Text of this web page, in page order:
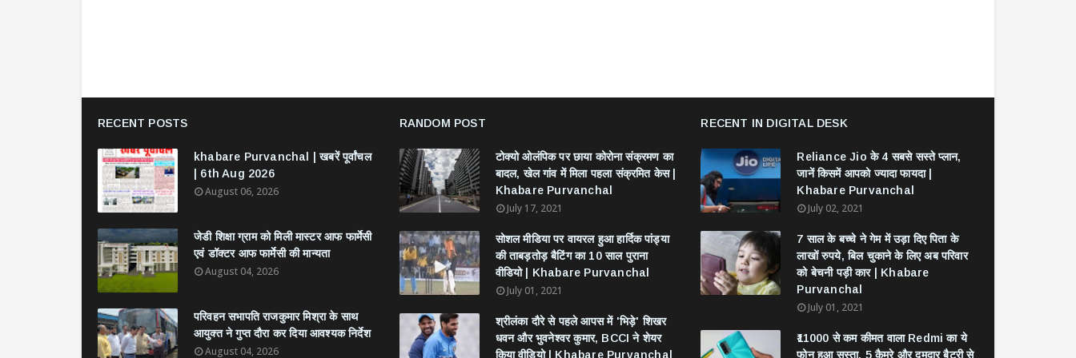
RECENT POSTS
khabare Purvanchal | खबरें पूर्वांचल
| 6th Aug 2026
August 06, 2026
जेडी शिक्षा ग्राम को मिली मास्टर आफ फार्मेसी
एवं डॉक्टर आफ फार्मेसी की मान्यता
August 04, 2026
परिवहन सभापति राजकुमार मिश्रा के साथ
आयुक्त ने गुप्त दौरा कर दिया आवश्यक निर्देश
August 04, 2026
RANDOM POST
टोक्यो ओलंपिक पर छाया कोरोना संक्रमण का
बादल, खेल गांव में मिला पहला संक्रमित केस |
Khabare Purvanchal
July 17, 2021
सोशल मीडिया पर वायरल हुआ हार्दिक पांड्या
की ताबड़तोड़ बैटिंग का 10 साल पुराना
वीडियो | Khabare Purvanchal
July 01, 2021
श्रीलंका दौरे से पहले आपस में 'भिड़े' शिखर
धवन और भुवनेश्वर कुमार, BCCI ने शेयर
किया वीडियो | Khabare Purvanchal
RECENT IN DIGITAL DESK
Reliance Jio के 4 सबसे सस्ते प्लान,
जानें किसमें आपको ज्यादा फायदा |
Khabare Purvanchal
July 02, 2021
7 साल के बच्चे ने गेम में उड़ा दिए पिता के
लाखों रुपये, बिल चुकाने के लिए अब परिवार
को बेचनी पड़ी कार | Khabare
Purvanchal
July 01, 2021
₹11000 से कम कीमत वाला Redmi का ये
फोन हुआ सस्ता, 5 कैमरे और दमदार बैटरी से